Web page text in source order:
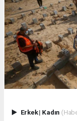
Erkek| Kadın